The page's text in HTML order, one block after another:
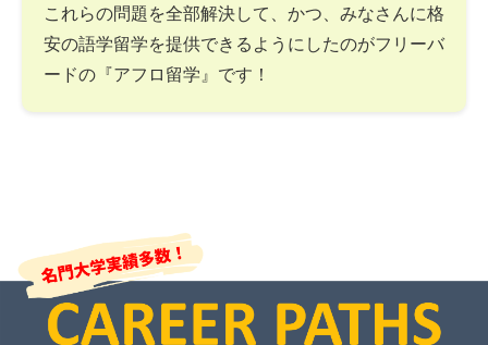
これらの問題を全部解決して、かつ、みなさんに格
安の語学留学を提供できるようにしたのがフリーバ
ードの『アフロ留学』です！